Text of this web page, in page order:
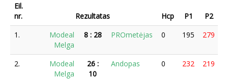
Eil.
nr.
Rezultatas Hcp P1 P2
1.
Modeal
Melga
8 : 28 PROmetėjas 0 195 279
2.
Modeal
Melga
26 :
10
Andopas 0 232 219